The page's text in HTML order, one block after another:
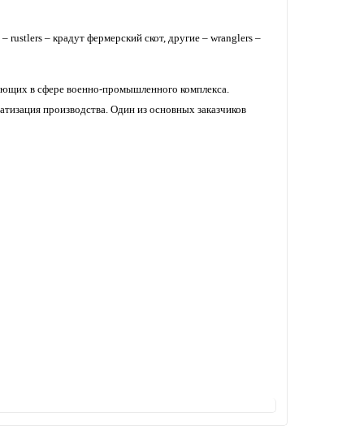
– крадут фермерский скот, другие – wranglers –
в сфере военно-промышленного комплекса.
производства. Один из основных заказчиков